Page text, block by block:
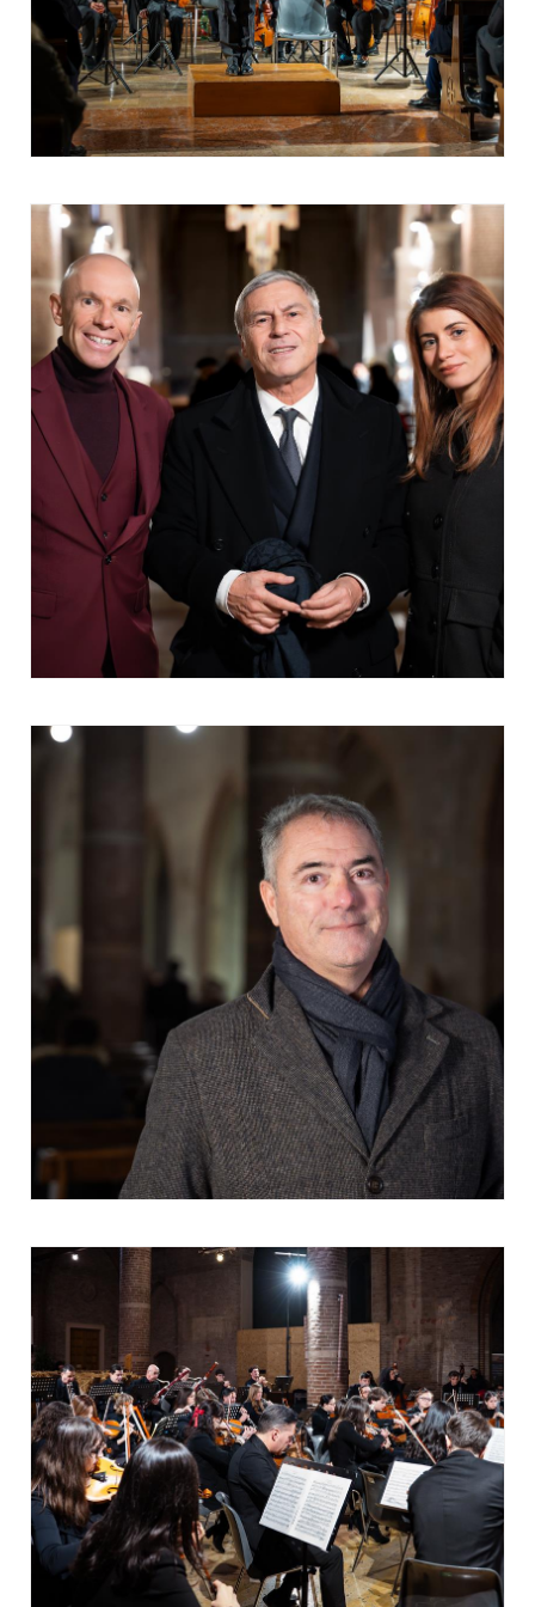
Italo Vincenzo Scaietta - Presidente
Conservatorio "Lucio Campiani" di
Mantova
L'orchestra del Conservatorio Lucio Campiani è un
gioiello che noi dobbiamo cercare di valorizzare il
più possibile. Questa occasione, cioè quella del
Fondazione Banca Agricola sostiene insieme a
Assindustria dall'anno scorso, è un'ottima
opportunità per i nostri studenti. Non solo perché
fanno un'esperienza orchestrale, ma perché
riescono sostanzialmente ad integrarsi con i loro
insegnanti, con i loro docenti e lavorare insieme
per un progetto musicale che, sentirete, è
naturalmente straordinario.
Bruno Cinquegrani - Direttore
d'Orchestra
Penso che abbiamo fatto veramente un ottimo
concerto, ma soprattutto un ottimo lavoro per i
ragazzi. Hanno reagito molto bene in concerto e si
è sentito, il pubblico l'ha sentito e questo per noi è
sicuramente una grandissima soddisfazione,
quella di riuscire a dar loro quelle opportunità che
li fanno passare dall'essere degli allievi a dei
dire, io raccolgo il lavoro dei miei straordinari
colleghi e mettiamo tutto insieme, che sono
bravissimi. Noi siamo sicuramente contenti di
Gabriele Cosmi - Direttore
Conservatorio "Lucio Campiani" di
Mantova
Questo è un appuntamento non solo del
Conservatorio, è un appuntamento per la città, per
la città di Mantova. Nella fattispecie, per quanto
riguarda il Conservatorio, è un appuntamento che
ha un'importanza sia di natura accademica o
scientifica, perché non dobbiamo dimenticare che
questo è un risultato, il concerto di cui fruisce il
pubblico è il risultato di un lavoro di circa un anno
di preparazione attraverso la classe di
esercitazioni orchestrali e gli studenti, i docenti
sera ci daranno, in qualche modo, mostra di ciò
che questo lavoro ha prodotto. Quindi
un'importanza particolarmente rilevante.